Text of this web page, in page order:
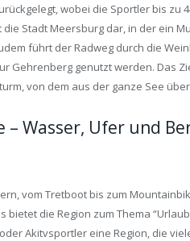
wobei die Sportler bis zu
Stadt Meersburg dar, in der ein
führt der Radweg durch die
Gehrenberg genutzt werden. Das
von dem aus der ganze See
– Wasser, Ufer und
vom Tretboot bis zum
die Region zum Thema
Akitvsportler eine Region, die